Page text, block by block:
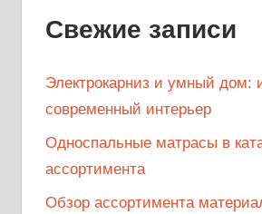
Свежие записи
Электрокарниз и умный дом:
современный интерьер
Односпальные матрасы в
ассортимента
Обзор ассортимента